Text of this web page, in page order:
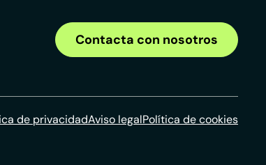
Contacta con nosotros
de privacidadAviso legalPolítica de cookies